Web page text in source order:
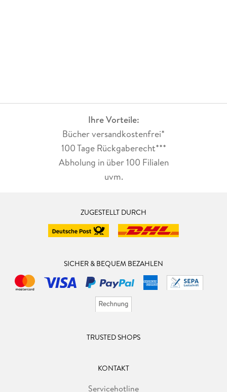
Ihre Vorteile:
Bücher versandkostenfrei*
100 Tage Rückgaberecht***
Abholung in über 100 Filialen
uvm.
ZUGESTELLT DURCH
SICHER & BEQUEM BEZAHLEN
TRUSTED SHOPS
KONTAKT
Servicehotline